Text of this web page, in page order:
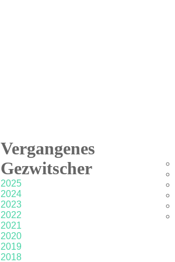
Vergangenes
Gezwitscher
2025
2024
2023
2022
2021
2020
2019
2018